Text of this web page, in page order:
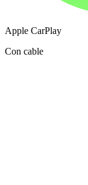
Apple CarPlay
Con cable